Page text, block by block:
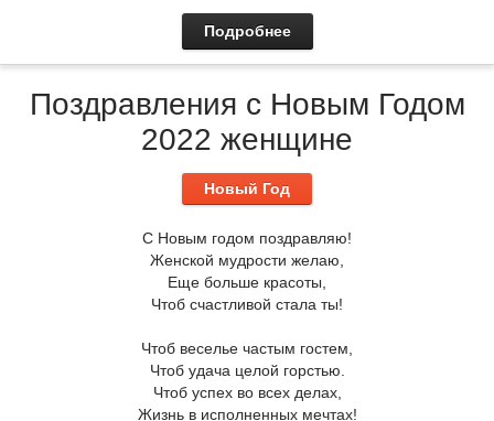
Подробнее
Поздравления с Новым Годом
2022 женщине
Новый Год
С Новым годом поздравляю!
Женской мудрости желаю,
Еще больше красоты,
Чтоб счастливой стала ты!
Чтоб веселье частым гостем,
Чтоб удача целой горстью.
Чтоб успех во всех делах,
Жизнь в исполненных мечтах!